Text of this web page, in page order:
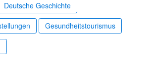
Deutsche Geschichte
Gesundheitstourismus